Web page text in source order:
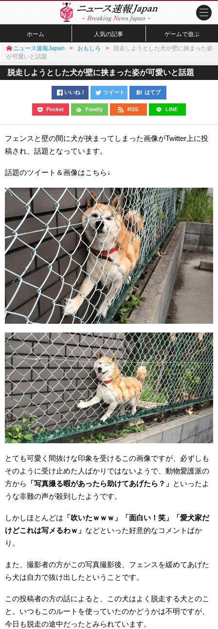
ホーム 人気の記事 ゲームで遊ぶ
ニュース速報Japan おもしろ
脱走しようとした犬が壁に挟まった姿
が可愛いと話題
脱走しようとした犬が壁に挟まった姿が可愛いと話題
いいね！ ツイート はてブ
Pocket Feedly RSS LINE
フェンスと壁の間に犬が挟まってしまった画像がTwitter上に投
稿され、話題となっています。
話題のツイート＆画像はこちら↓
とても可愛く間抜けな印象を受けるこの画像ですが、必ずしも
そのように受け止めた人ばかりではないようで、動物愛護派の
方から
「写真撮る暇があったら助けてあげたら？」 といったよ
うな非難の声が殺到したようです。
しかしほとんどは 「吹いたｗｗｗ」「面白い！笑」「愛犬家だ
けどこれは写メるわｗ」 などといった好意的なコメントばか
り。
また、撮影者の方がこの写真撮影後、フェンスを緩めてあげた
ら犬は自力で抜け出したということです。
この投稿者の方の話によると、この犬はよく脱走する犬とのこ
と。いつもこのルートを使っていたのかどうかは不明ですが、
今日も脱走の途中だったとみられています。